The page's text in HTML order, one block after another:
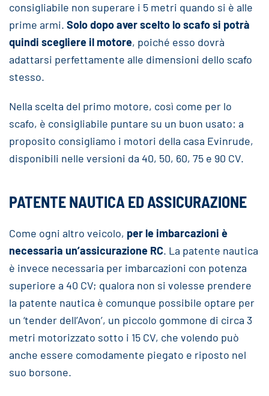
consigliabile non superare i 5 metri quando si è alle
prime armi. Solo dopo aver scelto lo scafo si potrà
quindi scegliere il motore, poiché esso dovrà
adattarsi perfettamente alle dimensioni dello scafo
stesso.
Nella scelta del primo motore, così come per lo
scafo, è consigliabile puntare su un buon usato: a
proposito consigliamo i motori della casa Evinrude,
disponibili nelle versioni da 40, 50, 60, 75 e 90 CV.
PATENTE NAUTICA ED ASSICURAZIONE
Come ogni altro veicolo, per le imbarcazioni è
necessaria un’assicurazione RC. La patente nautica
è invece necessaria per imbarcazioni con potenza
superiore a 40 CV; qualora non si volesse prendere
la patente nautica è comunque possibile optare per
un ‘tender dell’Avon’, un piccolo gommone di circa 3
metri motorizzato sotto i 15 CV, che volendo può
anche essere comodamente piegato e riposto nel
suo borsone.